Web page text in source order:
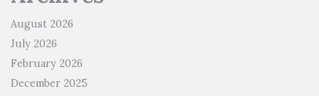
August 2026
July 2026
February 2026
December 2025